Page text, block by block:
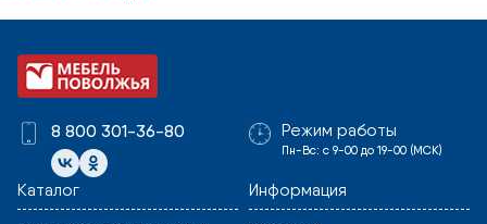
8 800 301-36-80 Режим работы
Пн-Вс: с 9-00 до 19-00 (МСК)
Каталог Информация